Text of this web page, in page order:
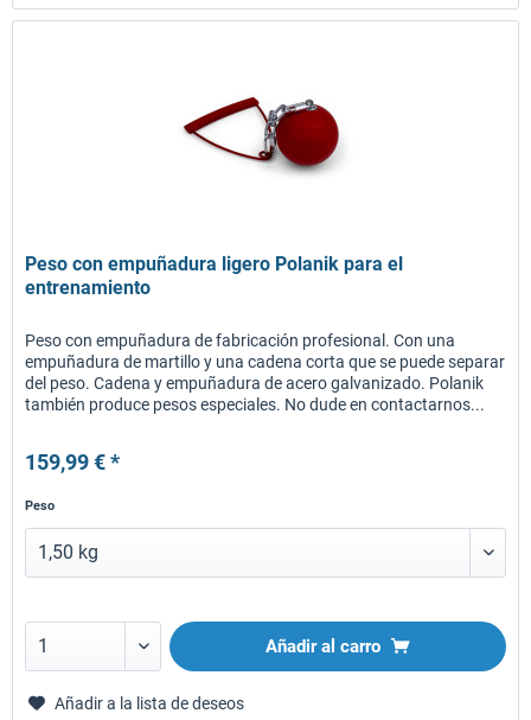
Peso con empuñadura ligero Polanik para el
entrenamiento
Peso con empuñadura de fabricación profesional. Con una
empuñadura de martillo y una cadena corta que se puede separar
del peso. Cadena y empuñadura de acero galvanizado. Polanik
también produce pesos especiales. No dude en contactarnos...
159,99 € *
Peso
Añadir al carro
Añadir a la lista de deseos